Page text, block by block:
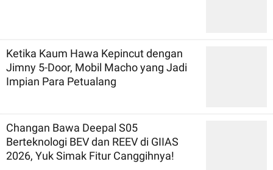
Ketika Kaum Hawa Kepincut dengan
Jimny 5-Door, Mobil Macho yang Jadi
Impian Para Petualang
Changan Bawa Deepal S05
Berteknologi BEV dan REEV di GIIAS
2026, Yuk Simak Fitur Canggihnya!